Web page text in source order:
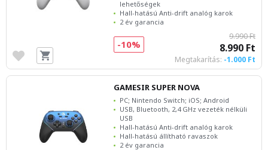
lehetőségek
Hall-hatású Anti-drift analóg karok
2 év garancia
9.990 Ft
8.990 Ft
Megtakarítás: -1.000 Ft
-10%
GAMESIR SUPER NOVA
PC; Nintendo Switch; iOS; Android
USB, Bluetooth, 2,4 GHz vezeték nélküli
USB
Hall-hatású Anti-drift analóg karok
Hall-hatású állítható ravaszok
2 év garancia